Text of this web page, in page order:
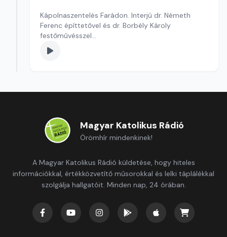
Kápolnaszentelés Farádon. Interjú dr. Németh
Ferenc építtetővel és dr. Borbély Károly
festőművésszel
Szerkesztő: Sallai Éva
Magyar Katolikus Rádió
Örömhír mindenkinek!
A Magyar Katolikus Rádió küldetése, hogy hiteles
információkkal, értékközvetítő műsorokkal és lelki táplálékkal
szolgálja hallgatóit. Minden nap, 24 órában.